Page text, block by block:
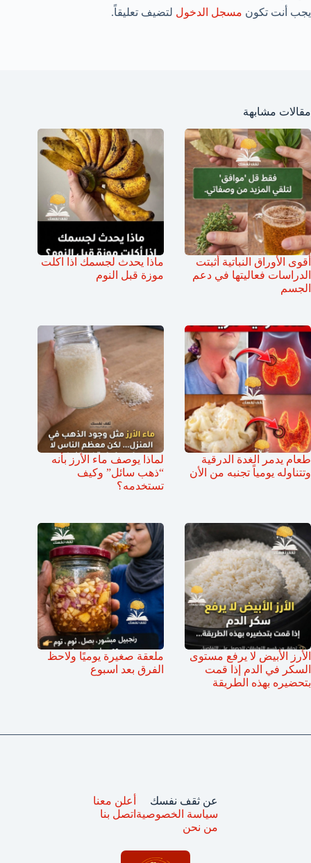
يجب أنت تكون مسجل الدخول لتضيف تعليقاً.
مقالات مشابهة
أقوى الأوراق النباتية أثبتت
الدراسات فعاليتها في دعم
الجسم
ماذا يحدث لجسمك اذا اكلت
موزة قبل النوم
طعام يدمر الغدة الدرقية
وتتناوله يومياً تجنبه من الأن
لماذا يوصف ماء الأرز بأنه
“ذهب سائل” وكيف
تستخدمه؟
الأرز الأبيض لا يرفع مستوى
السكر في الدم إذا قمت
بتحضيره بهذه الطريقة
ملعقة صغيرة يوميًا ولاحظ
الفرق بعد اسبوع
عن ثقف نفسك
سياسة الخصوصية
من نحن
أعلن معنا
اتصل بنا